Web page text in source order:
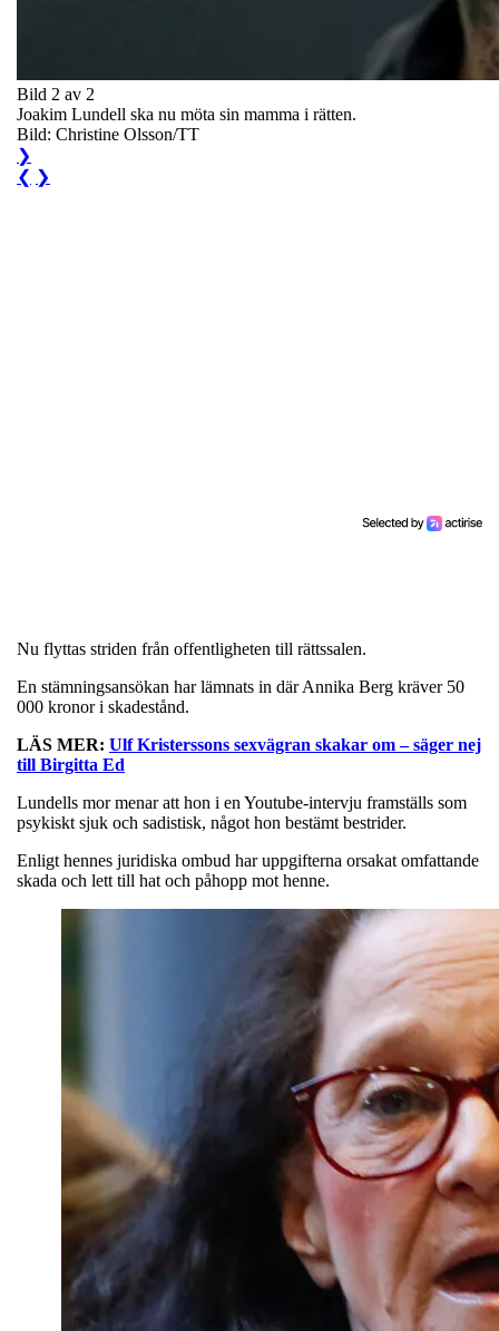
Bild 2 av 2
Joakim Lundell ska nu möta sin mamma i rätten.
Bild: Christine Olsson/TT
❯
❮ ❯
Nu flyttas striden från offentligheten till rättssalen.
En stämningsansökan har lämnats in där Annika Berg kräver 50
000 kronor i skadestånd.
LÄS MER: Ulf Kristerssons sexvägran skakar om – säger nej
till Birgitta Ed
Lundells mor menar att hon i en Youtube-intervju framställs som
psykiskt sjuk och sadistisk, något hon bestämt bestrider.
Enligt hennes juridiska ombud har uppgifterna orsakat omfattande
skada och lett till hat och påhopp mot henne.